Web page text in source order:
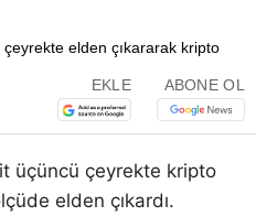
EKLE ABONE OL
üçüncü çeyrekte kripto
elden çıkardı.